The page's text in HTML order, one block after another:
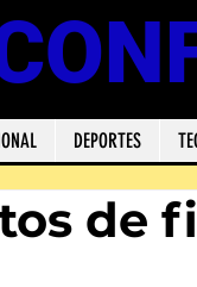
DEPORTES
de